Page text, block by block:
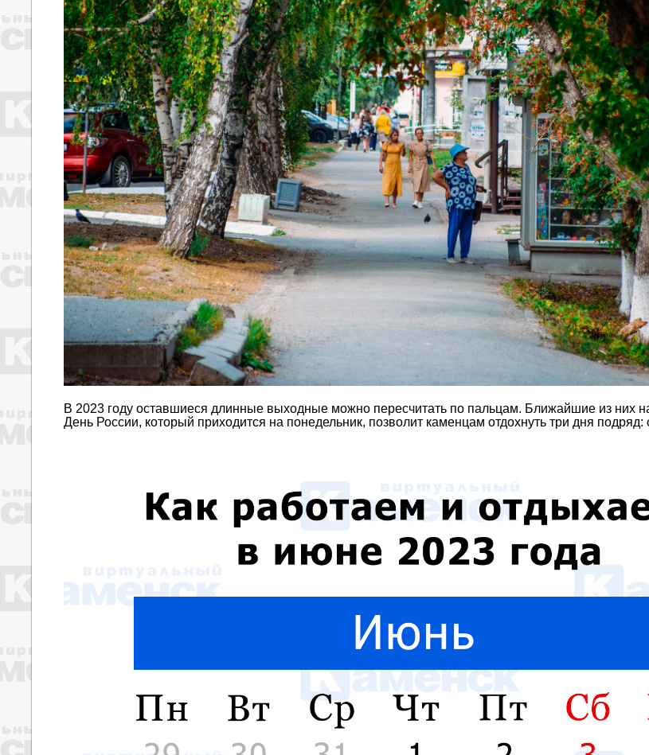
В 2023 году оставшиеся длинные выходные можно пересчитать по пальцам. Ближайшие из них
День России, который приходится на понедельник, позволит каменцам отдохнуть три дня